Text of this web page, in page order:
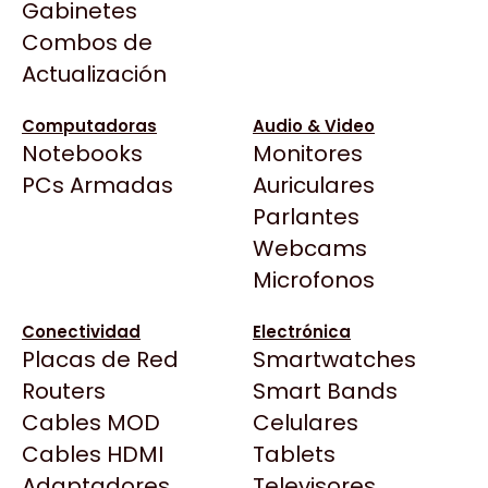
Gabinetes
Combos de
Actualización
Computadoras
Notebooks
PCs Armadas
Audio & Video
Monitores
Auriculares
Parlantes
Webcams
Microfonos
Conectividad
Placas de Red
Routers
Cables MOD
Cables HDMI
Electrónica
Smartwatches
Smart Bands
Celulares
Tablets
Arkham
Asrock
BenQ
CX
Cooler Master
Deepcool
Dell
EVGA
Gamemax
Genesis
Todas las Tiendas
Click Gaming
Compufan Store
Dinobyte
Full H4rd
Gaming City
Filtrar
OUTLET
HYPER GAMING
DISCO SSD 240GB BX500
CRUCIAL
$91.500
OUTLET